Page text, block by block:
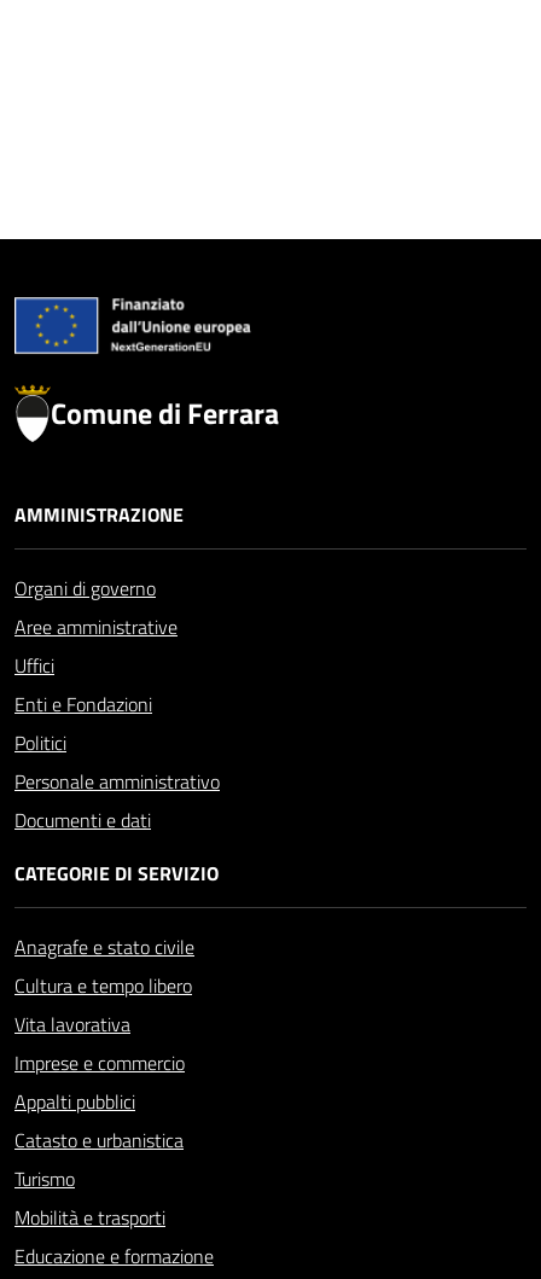
Comune di Ferrara
AMMINISTRAZIONE
Organi di governo
Aree amministrative
Uffici
Enti e Fondazioni
Politici
Personale amministrativo
Documenti e dati
CATEGORIE DI SERVIZIO
Anagrafe e stato civile
Cultura e tempo libero
Vita lavorativa
Imprese e commercio
Appalti pubblici
Catasto e urbanistica
Turismo
Mobilità e trasporti
Educazione e formazione